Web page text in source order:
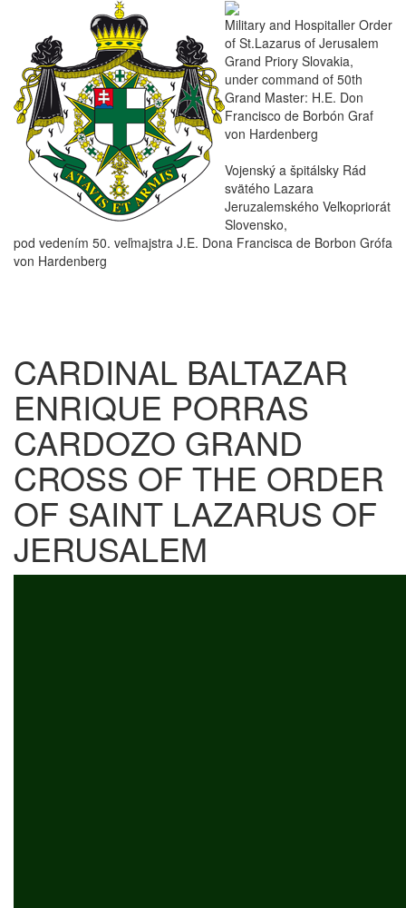
Military and Hospitaller Order
of St.Lazarus of Jerusalem
Grand Priory Slovakia,
under command of 50th
Grand Master: H.E. Don
Francisco de Borbón Graf
von Hardenberg
Vojenský a špitálsky Rád
svätého Lazara
Jeruzalemského Veľkopriorát
Slovensko,
pod vedením 50. veľmajstra J.E. Dona Francisca de Borbon Grófa
von Hardenberg
CARDINAL BALTAZAR
ENRIQUE PORRAS
CARDOZO GRAND
CROSS OF THE ORDER
OF SAINT LAZARUS OF
JERUSALEM